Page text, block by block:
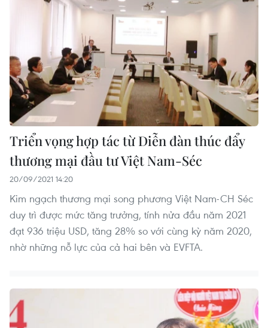
Triển vọng hợp tác từ Diễn đàn thúc đẩy
thương mại đầu tư Việt Nam-Séc
20/09/2021 14:20
Kim ngạch thương mại song phương Việt Nam-CH Séc
duy trì được mức tăng trưởng, tính nửa đầu năm 2021
đạt 936 triệu USD, tăng 28% so với cùng kỳ năm 2020,
nhờ những nỗ lực của cả hai bên và EVFTA.